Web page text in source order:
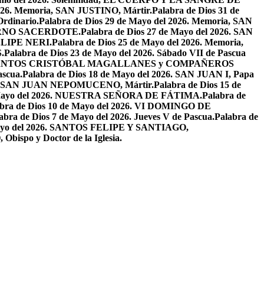
Memoria, SAN JUSTINO, Mártir.Palabra de Dios 31 de
Palabra de Dios 29 de Mayo del 2026. Memoria, SAN
SACERDOTE.Palabra de Dios 27 de Mayo del 2026. SAN
NERI.Palabra de Dios 25 de Mayo del 2026. Memoria,
Palabra de Dios 23 de Mayo del 2026. Sábado VII de Pascua
CRISTÓBAL MAGALLANES y COMPAÑEROS
Palabra de Dios 18 de Mayo del 2026. SAN JUAN I, Papa
SAN JUAN NEPOMUCENO, Mártir.Palabra de Dios 15 de
del 2026. NUESTRA SEÑORA DE FÁTIMA.Palabra de
de Dios 10 de Mayo del 2026. VI DOMINGO DE
de Dios 7 de Mayo del 2026. Jueves V de Pascua.Palabra de
del 2026. SANTOS FELIPE Y SANTIAGO,
y Doctor de la Iglesia.